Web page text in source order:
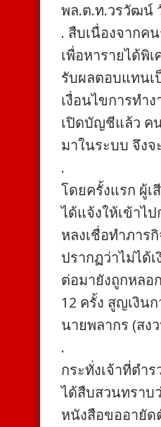
พล.ต.ท.วรวัฒน์
. สืบเนื่องจากค
เพื่อหารายได้พิ
รับผลตอบแทนเ
เงื่อนไขการทำ
เปิดบัญชีแล้ว ค
มาในระบบ จึง
.
โดยครั้งแรก ผู้เ
ได้แจ้งให้เข้าไ
หลงเชื่อทำภาร
ปรากฏว่าไม่ได้
ต่อมายังถูกหลอ
12 ครั้ง สูญเงิน
นายพลากร (สง
.
กระทั่งเจ้าที่ตำ
ได้สืบสวนทราบ
หนังสือขออายัด